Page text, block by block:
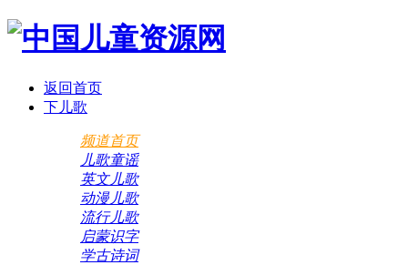
返回首页
下儿歌
频道首页
儿歌童谣
英文儿歌
动漫儿歌
流行儿歌
启蒙识字
学古诗词